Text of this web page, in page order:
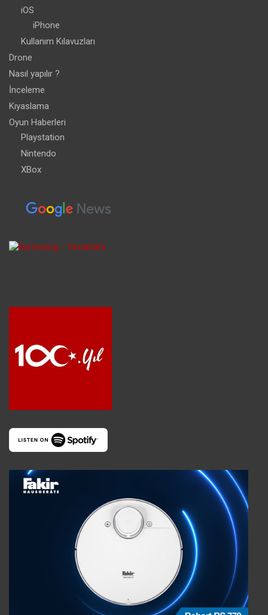
iOS
iPhone
Kullanım Kılavuzları
Drone
Nasıl yapılır ?
İnceleme
Kıyaslama
Oyun Haberleri
Playstation
Nintendo
XBox